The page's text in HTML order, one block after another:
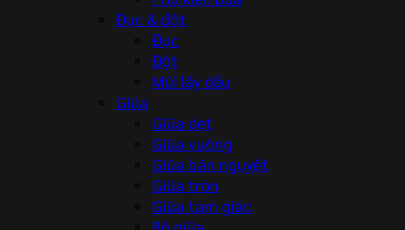
Đục & đột
Đục
Đột
Mũi lấy dấu
Giũa
Giũa dẹt
Giũa vuông
Giũa bán nguyệt
Giũa tròn
Giũa tam giác